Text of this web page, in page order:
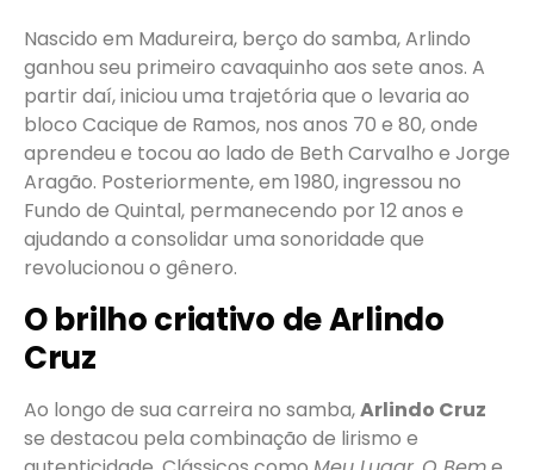
Nascido em Madureira, berço do samba, Arlindo
ganhou seu primeiro cavaquinho aos sete anos. A
partir daí, iniciou uma trajetória que o levaria ao
bloco Cacique de Ramos, nos anos 70 e 80, onde
aprendeu e tocou ao lado de Beth Carvalho e Jorge
Aragão. Posteriormente, em 1980, ingressou no
Fundo de Quintal, permanecendo por 12 anos e
ajudando a consolidar uma sonoridade que
revolucionou o gênero.
O brilho criativo de Arlindo
Cruz
Ao longo de sua carreira no samba,Arlindo Cruz
se destacou pela combinação de lirismo e